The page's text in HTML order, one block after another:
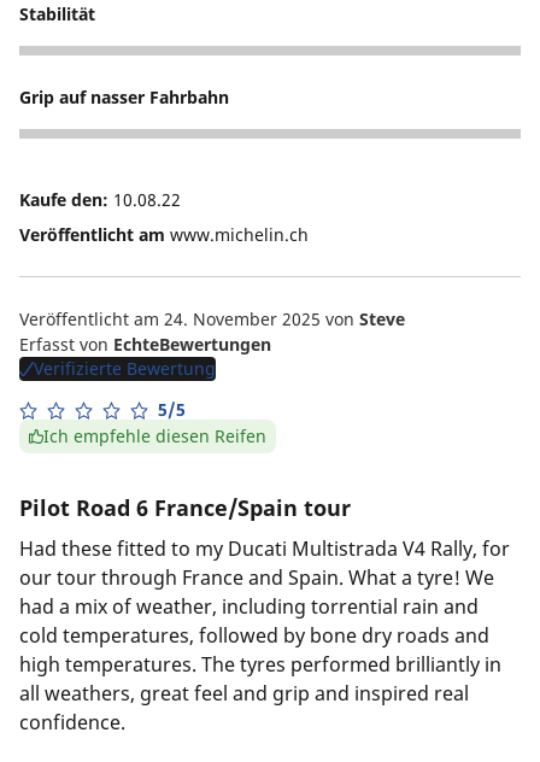
Stabilität
5
Grip auf nasser Fahrbahn
1
Kaufe den: 10.08.22
Veröffentlicht am www.michelin.ch
Veröffentlicht am 24. November 2025 von Steve
Erfasst von EchteBewertungen
Verifizierte Bewertung
5/5
Ich empfehle diesen Reifen
Pilot Road 6 France/Spain tour
Had these fitted to my Ducati Multistrada V4 Rally, for
our tour through France and Spain. What a tyre! We
had a mix of weather, including torrential rain and
cold temperatures, followed by bone dry roads and
high temperatures. The tyres performed brilliantly in
all weathers, great feel and grip and inspired real
confidence.